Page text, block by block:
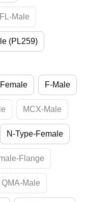
Male
(PL259)
F-Male
MCX-Male
N-Type-Female
Flange
QMA-Male